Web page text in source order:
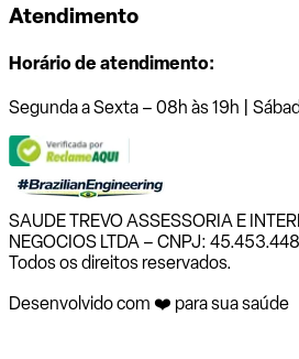
Atendimento
Horário de atendimento:
Segunda a Sexta – 08h às 19h |
SAUDE TREVO ASSESSORIA E
NEGOCIOS LTDA – CNPJ:
Todos os direitos reservados.
Desenvolvido com ❤️ para sua saúde